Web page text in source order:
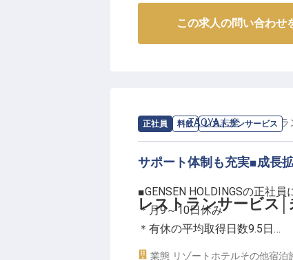
※2026年04月22日時点の情報
この求人の問い合わせ
正社員 料飲 レストランサービス
レストランサービス│
求人情報：TAOYA志摩のレストラ
サポート体制も充実■成長
■GENSEN HOLDINGSの正社員
＊月9～10日休み
＊有休の平均取得日数9.5日
＊格安の寮・借り上げ社宅
業態 リゾートホテルその他宿泊